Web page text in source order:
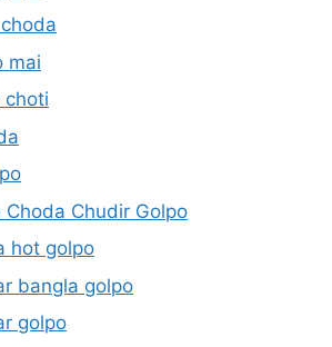
mai
choti
Choda Chudir Golpo
hot golpo
bangla golpo
golpo